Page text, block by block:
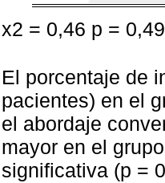
x2 = 0,46 p = 0,49
El porcentaje de
pacientes) en el
el abordaje
mayor en el
significativa (p =